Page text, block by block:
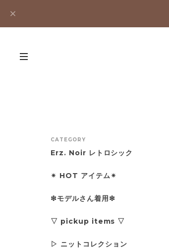
CATEGORY
Erz. Noir レトロシック
✴︎ HOT アイテム✴︎
❇︎モデルさん着用❇︎
▽ pickup items ▽
▷ ニットコレクション